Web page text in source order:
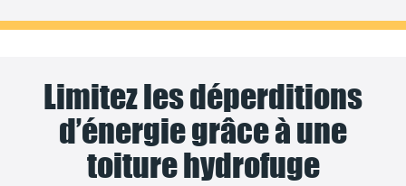
Limitez les déperditions
d’énergie grâce à une
toiture hydrofuge